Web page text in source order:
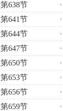
第638节
第641节
第644节
第647节
第650节
第653节
第656节
第659节